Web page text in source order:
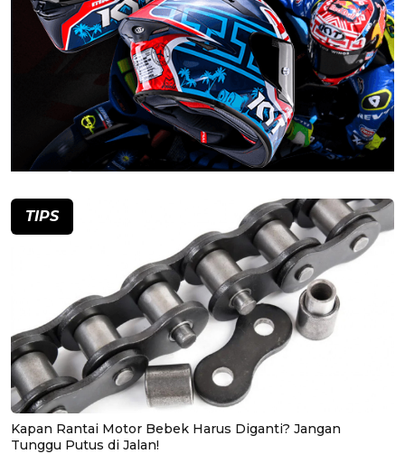
TIPS
Kapan Rantai Motor Bebek Harus Diganti? Jangan
Tunggu Putus di Jalan!